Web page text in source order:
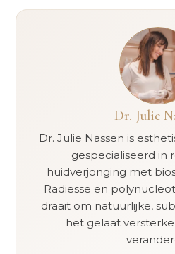
Dr. Julie
Dr. Julie Nassen is
gespecialiseerd in
huidverjonging met
Radiesse en
draait om natuurlijke,
het gelaat